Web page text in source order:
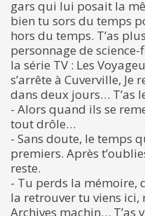
gars qui lui posait la
bien tu sors du temps
hors du temps. T’as
personnage de science-
la série TV : Les
s’arrête à Cuverville, Je
dans deux jours… T’as
- Alors quand ils se
tout drôle…
- Sans doute, le temps
premiers. Après
reste.
- Tu perds la mémoire,
la retrouver tu viens ici,
Archives machin… T’as